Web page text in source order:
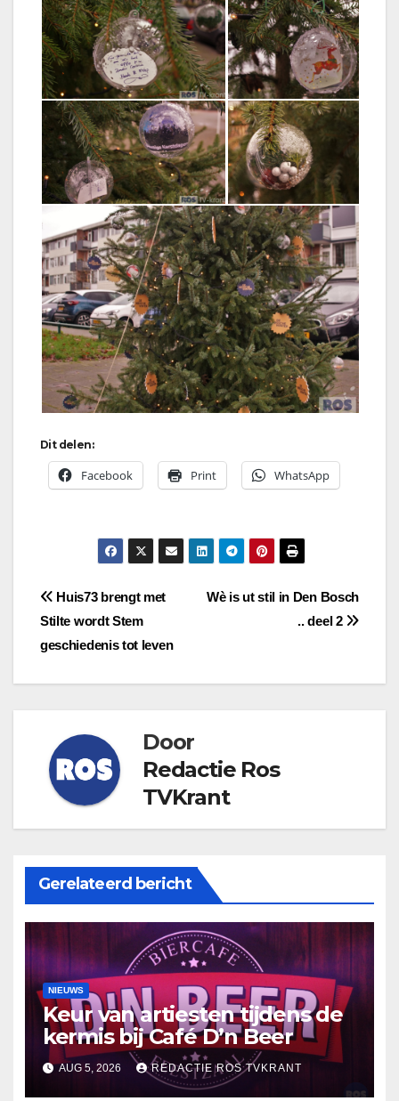
Dit delen:
Facebook Print WhatsApp
Bericht
navigatie
Wè is ut stil in Den Bosch
.. deel 2
Huis73 brengt met
Stilte wordt Stem
geschiedenis tot leven
Door
Redactie Ros
TVKrant
Gerelateerd bericht
NIEUWS
Keur van artiesten tijdens de
kermis bij Café D’n Beer
AUG 5, 2026 REDACTIE ROS TVKRANT